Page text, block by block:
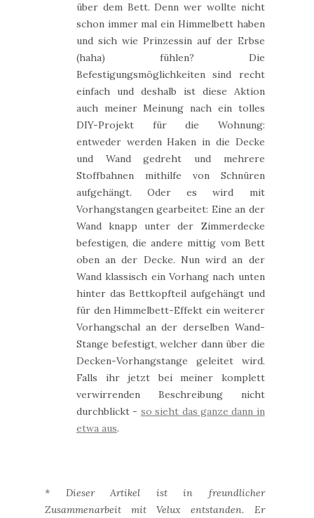
über dem Bett. Denn wer wollte nicht
schon immer mal ein Himmelbett haben
und sich wie Prinzessin auf der Erbse
(haha) fühlen? Die
Befestigungsmöglichkeiten sind recht
einfach und deshalb ist diese Aktion
auch meiner Meinung nach ein tolles
DIY-Projekt für die Wohnung:
entweder werden Haken in die Decke
und Wand gedreht und mehrere
Stoffbahnen mithilfe von Schnüren
aufgehängt. Oder es wird mit
Vorhangstangen gearbeitet: Eine an der
Wand knapp unter der Zimmerdecke
befestigen, die andere mittig vom Bett
oben an der Decke. Nun wird an der
Wand klassisch ein Vorhang nach unten
hinter das Bettkopfteil aufgehängt und
für den Himmelbett-Effekt ein weiterer
Vorhangschal an der derselben Wand-
Stange befestigt, welcher dann über die
Decken-Vorhangstange geleitet wird.
Falls ihr jetzt bei meiner komplett
verwirrenden Beschreibung nicht
durchblickt - so sieht das ganze dann in
etwa aus.
* Dieser Artikel ist in freundlicher
Zusammenarbeit mit Velux entstanden. Er